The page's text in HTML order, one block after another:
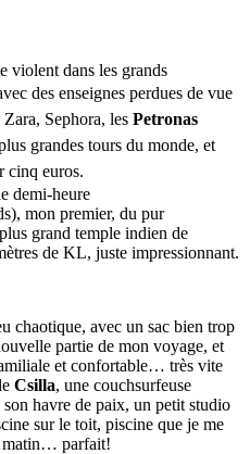
violent dans les grands
des enseignes perdues de vue
Sephora, les Petronas
grandes tours du monde, et
cinq euros.
demi-heure
mon premier, du pur
grand temple indien de
de KL, juste impressionnant.
chaotique, avec un sac bien trop
partie de mon voyage, et
et confortable… très vite
Csilla, une couchsurfeuse
havre de paix, un petit studio
sur le toit, piscine que je me
matin… parfait!